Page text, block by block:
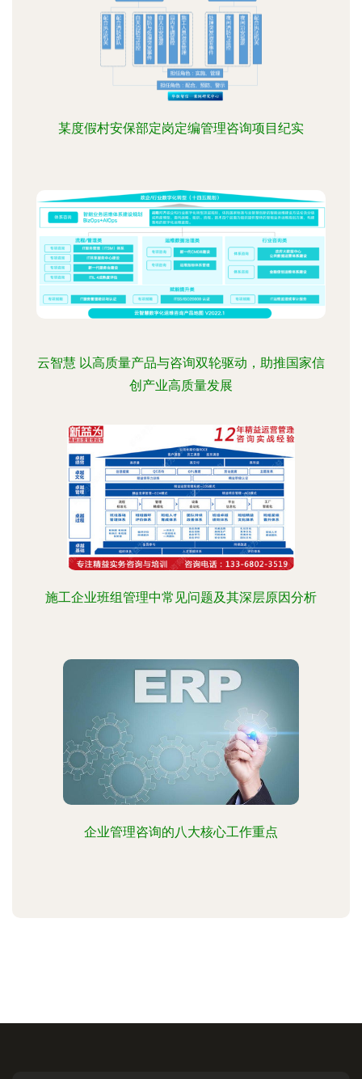
某度假村安保部定岗定编管理咨询项目纪实
云智慧 以高质量产品与咨询双轮驱动，助推国家信
创产业高质量发展
施工企业班组管理中常见问题及其深层原因分析
企业管理咨询的八大核心工作重点